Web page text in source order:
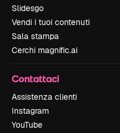
Slidesgo
Vendi i tuoi contenuti
Sala stampa
Cerchi magnific.ai
Contattaci
Assistenza clienti
Instagram
YouTube